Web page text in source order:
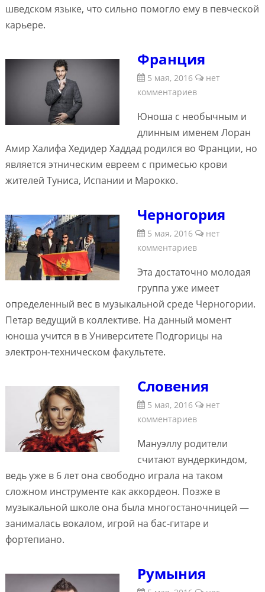
шведском языке, что сильно помогло ему в певческой
карьере.
Франция
5 мая, 2016
нет
комментариев
Юноша с необычным и
длинным именем Лоран
Амир Халифа Хедидер Хаддад родился во Франции, но
является этническим евреем с примесью крови
жителей Туниса, Испании и Марокко.
Черногория
5 мая, 2016
нет
комментариев
Эта достаточно молодая
группа уже имеет
определенный вес в музыкальной среде Черногории.
Петар ведущий в коллективе. На данный момент
юноша учится в в Университете Подгорицы на
электрон-техническом факультете.
Словения
5 мая, 2016
нет
комментариев
Мануэллу родители
считают вундеркиндом,
ведь уже в 6 лет она свободно играла на таком
сложном инструменте как аккордеон. Позже в
музыкальной школе она была многостаночницей —
занималась вокалом, игрой на бас-гитаре и
фортепиано.
Румыния